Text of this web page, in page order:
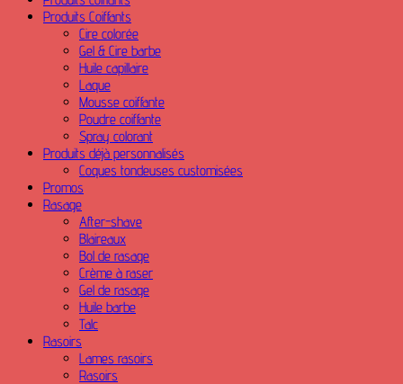
Produits Coiffants
Cire colorée
Gel & Cire barbe
Huile capillaire
Laque
Mousse coiffante
Poudre coiffante
Spray colorant
Produits déjà personnalisés
Coques tondeuses customisées
Promos
Rasage
After-shave
Blaireaux
Bol de rasage
Crème à raser
Gel de rasage
Huile barbe
Talc
Rasoirs
Lames rasoirs
Rasoirs